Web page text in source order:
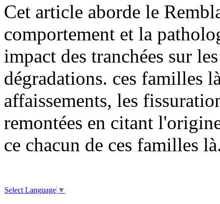
Cet article aborde le
comportement et la
impact des tranchées sur
dégradations. ces familles
affaissements, les
remontées en citant
ce chacun de ces familles
Select Language ▼